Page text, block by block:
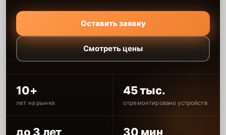
Оставить заявку
Смотреть цены
10+
лет на рынке
45 тыс.
отремонтировано устройств
до 3 лет 30 мин